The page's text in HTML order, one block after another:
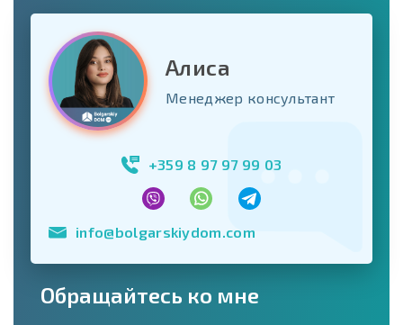
Алиса
Менеджер консультант
+359 8 97 97 99 03
info@bolgarskiydom.com
Обращайтесь ко мне